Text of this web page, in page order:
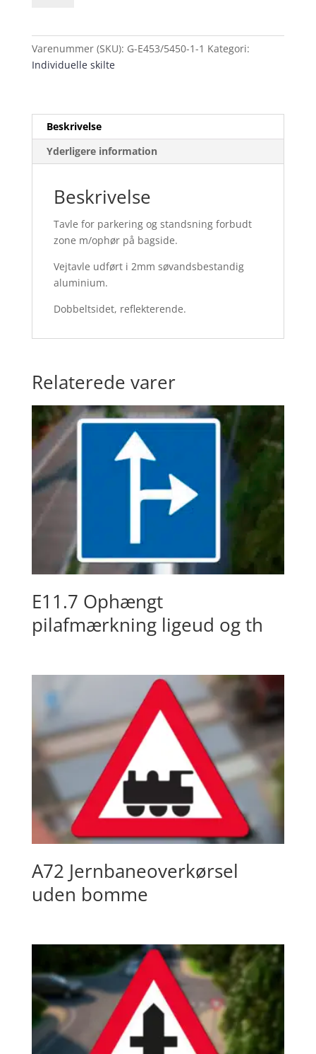
med
antal
Varenummer (SKU): G-E453/5450-1-1 Kategori:
Individuelle skilte
Beskrivelse
Yderligere information
Beskrivelse
Tavle for parkering og standsning forbudt
zone m/ophør på bagside.
Vejtavle udført i 2mm søvandsbestandig
aluminium.
Dobbeltsidet, reflekterende.
Relaterede varer
E11.7 Ophængt
pilafmærkning ligeud og th
A72 Jernbaneoverkørsel
uden bomme